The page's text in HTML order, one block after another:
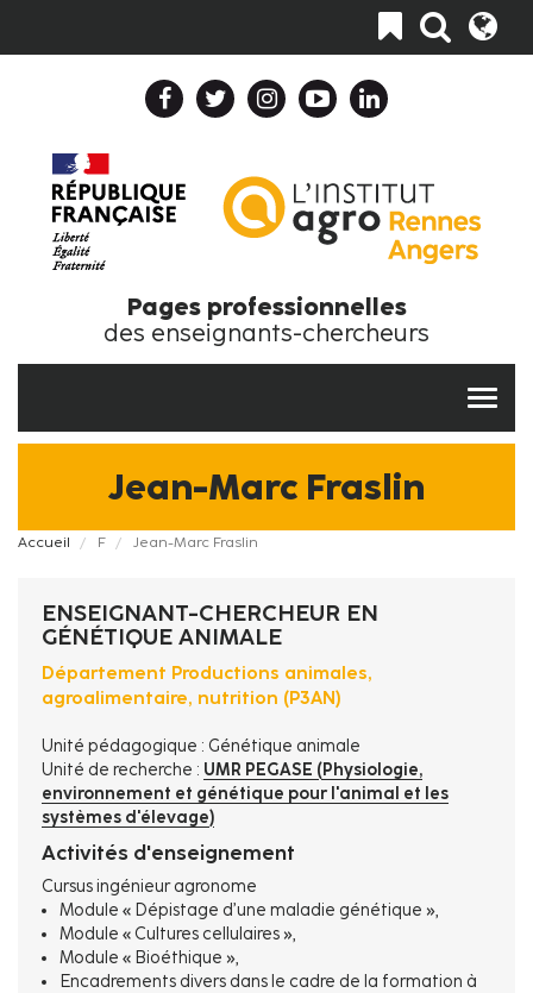
contenu
Toggle
navigation
Top
Navigation
Collapse
Top
Language
Collapse
Pages professionnelles
des enseignants-chercheurs
Jean-Marc Fraslin
FilAccueil F Jean-Marc Fraslin
ENSEIGNANT-CHERCHEUR EN
GÉNÉTIQUE ANIMALE
Département Productions animales,
agroalimentaire, nutrition (P3AN)
Unité pédagogique : Génétique animale
Unité de recherche : UMR PEGASE (Physiologie,
environnement et génétique pour l'animal et les
systèmes d'élevage)
Activités d'enseignement
Cursus ingénieur agronome
Module « Dépistage d’une maladie génétique »,
Module « Cultures cellulaires »,
Module « Bioéthique »,
Encadrements divers dans le cadre de la formation à